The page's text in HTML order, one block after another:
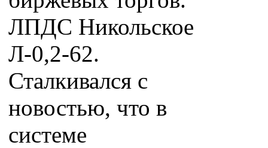
ЛПДС Никольское
Л-0,2-62.
Сталкивался с
новостью, что в
системе